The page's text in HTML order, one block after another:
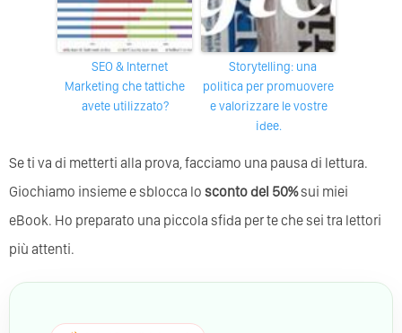
SEO & Internet
Marketing che tattiche
avete utilizzato?
Storytelling: una
politica per promuovere
e valorizzare le vostre
idee.
Se ti va di metterti alla prova, facciamo una pausa di lettura.
Giochiamo insieme e sblocca lo sconto del 50%sui miei
eBook. Ho preparato una piccola sfida per te che sei tra lettori
più attenti.